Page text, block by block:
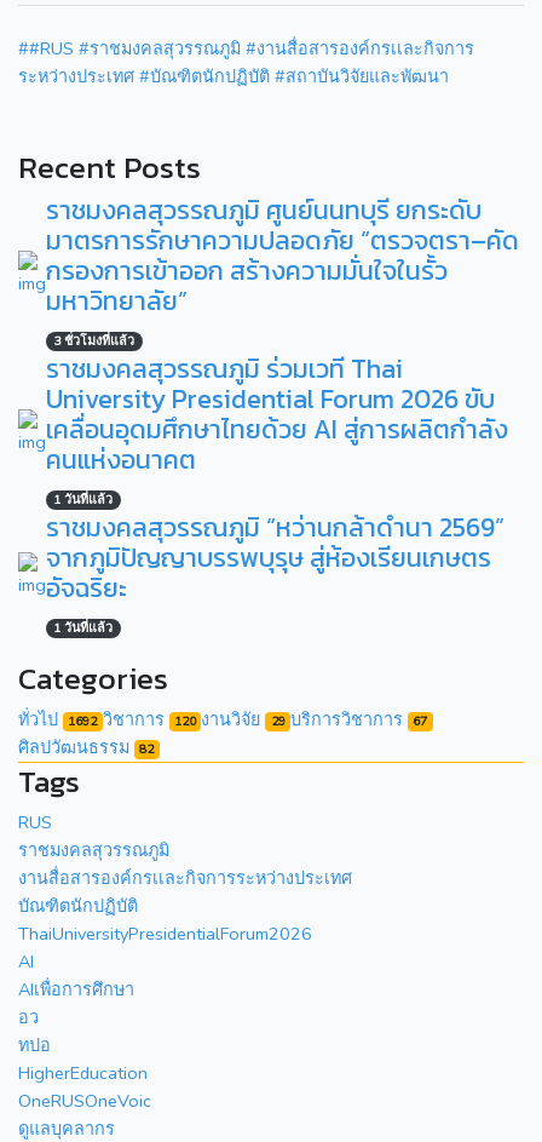
##RUS #ราชมงคลสุวรรณภูมิ #งานสื่อสารองค์กรเเละกิจการ
ระหว่างประเทศ #บัณฑิตนักปฏิบัติ #สถาบันวิจัยและพัฒนา
Recent Posts
ราชมงคลสุวรรณภูมิ ศูนย์นนทบุรี ยกระดับ
มาตรการรักษาความปลอดภัย “ตรวจตรา–คัด
กรองการเข้าออก สร้างความมั่นใจในรั้ว
มหาวิทยาลัย”
3 ชั่วโมงที่แล้ว
ราชมงคลสุวรรณภูมิ ร่วมเวที Thai
University Presidential Forum 2026 ขับ
เคลื่อนอุดมศึกษาไทยด้วย AI สู่การผลิตกำลัง
คนแห่งอนาคต
1 วันที่แล้ว
ราชมงคลสุวรรณภูมิ “หว่านกล้าดำนา 2569”
จากภูมิปัญญาบรรพบุรุษ สู่ห้องเรียนเกษตร
อัจฉริยะ
1 วันที่แล้ว
Categories
ทั่วไป 1692 วิชาการ 120 งานวิจัย 29 บริการวิชาการ 67
ศิลปวัฒนธรรม 82
Tags
RUS
ราชมงคลสุวรรณภูมิ
งานสื่อสารองค์กรเเละกิจการระหว่างประเทศ
บัณฑิตนักปฏิบัติ
ThaiUniversityPresidentialForum2026
AI
AIเพื่อการศึกษา
อว
ทปอ
HigherEducation
OneRUSOneVoic
ดูแลบุคลากร